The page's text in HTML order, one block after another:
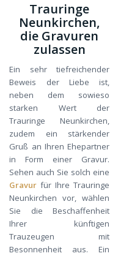
Trauringe
Neunkirchen,
die Gravuren
zulassen
Ein sehr tiefreichender
Beweis der Liebe ist,
neben dem sowieso
starken Wert der
Trauringe Neunkirchen,
zudem ein stärkender
Gruß an Ihren Ehepartner
in Form einer Gravur.
Sehen auch Sie solch eine
Gravur für Ihre Trauringe
Neunkirchen vor, wählen
Sie die Beschaffenheit
Ihrer künftigen
Trauzeugen mit
Besonnenheit aus. Ein